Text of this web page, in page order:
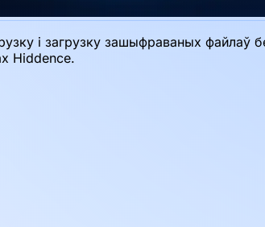
і загрузку зашыфраваных
Hiddence.